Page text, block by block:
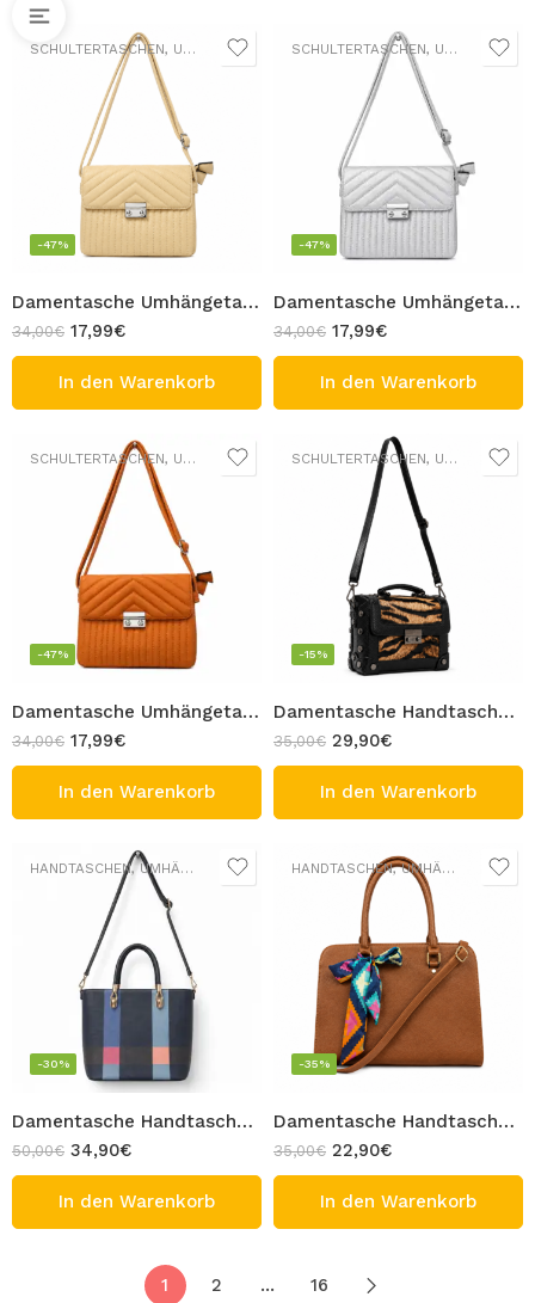
SCHULTERTASCHEN, UMHÄNGETASCHEN
Damentasche Umhängetasche Beige Crossbody-Tasche Steppdesign verstellbaren Schulterriemen Design ZERA
-47%
34,00€ 17,99€
In den Warenkorb
SCHULTERTASCHEN, UMHÄNGETASCHEN
Damentasche Umhängetasche Silber Crossbody-Tasche Steppdesign verstellbaren Schulterriemen Design ZERA
-47%
34,00€ 17,99€
In den Warenkorb
SCHULTERTASCHEN, UMHÄNGETASCHEN
Damentasche Umhängetasche Orange Crossbody-Tasche Steppdesign verstellbaren Schulterriemen Design ZERA
-47%
34,00€ 17,99€
In den Warenkorb
SCHULTERTASCHEN, UMHÄNGETASCHEN
Damentasche Handtasche mit Leopardenmuster elegante Umhängetasche mit abnehmbaren Schulterriemen PU-Leder Design BOX
-15%
35,00€ 29,90€
In den Warenkorb
HANDTASCHEN,UMHÄNGETASCHEN
Damentasche Handtasche mit Schulterriemen und Zugverschluss Umhängetasche Dunkelblau Design JULIA
-30%
50,00€ 34,90€
In den Warenkorb
HANDTASCHEN,UMHÄNGETASCHEN
Damentasche Handtasche mit Schulterriemen und dekorativem Halstuch Umhängetasche Braun Design OLIVIA
-35%
35,00€ 22,90€
In den Warenkorb
1 2 … 16